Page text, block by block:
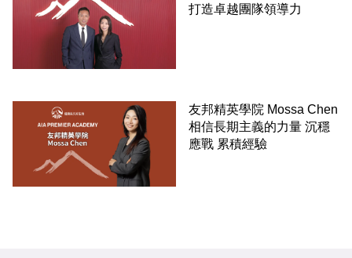
打造卓越團隊領導力
友邦精英學院 Mossa Chen
相信長期主義的力量 沉穩
應戰 累積經驗